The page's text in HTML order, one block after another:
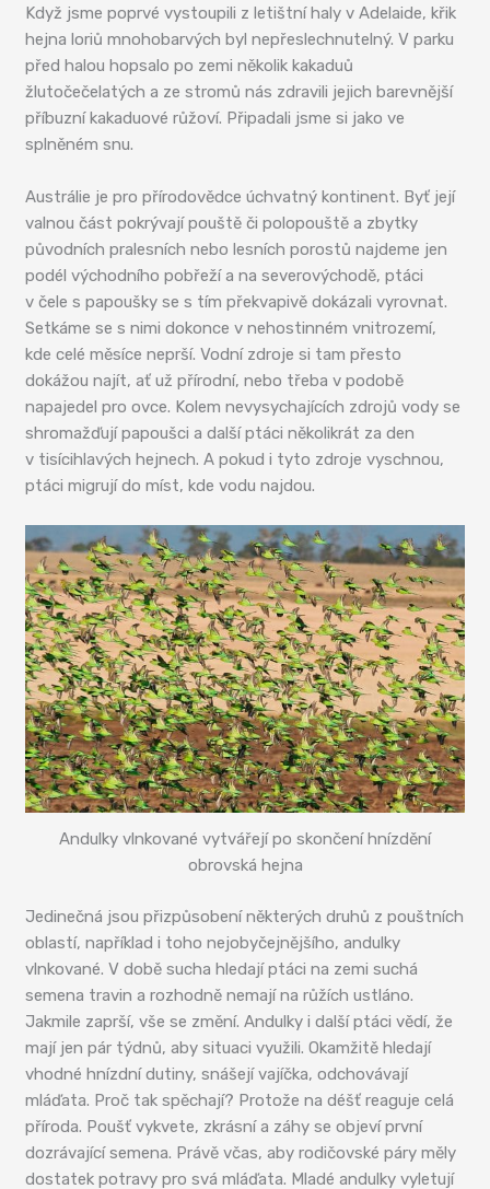
Když jsme poprvé vystoupili z letištní haly v Adelaide, křik
hejna loriů mnohobarvých byl nepřeslechnutelný. V parku
před halou hopsalo po zemi několik kakaduů
žlutočečelatých a ze stromů nás zdravili jejich barevnější
příbuzní kakaduové růžoví. Připadali jsme si jako ve
splněném snu.
Austrálie je pro přírodovědce úchvatný kontinent. Byť její
valnou část pokrývají pouště či polopouště a zbytky
původních pralesních nebo lesních porostů najdeme jen
podél východního pobřeží a na severovýchodě, ptáci
v čele s papoušky se s tím překvapivě dokázali vyrovnat.
Setkáme se s nimi dokonce v nehostinném vnitrozemí,
kde celé měsíce neprší. Vodní zdroje si tam přesto
dokážou najít, ať už přírodní, nebo třeba v podobě
napajedel pro ovce. Kolem nevysychajících zdrojů vody se
shromažďují papoušci a další ptáci několikrát za den
v tisícihlavých hejnech. A pokud i tyto zdroje vyschnou,
ptáci migrují do míst, kde vodu najdou.
Andulky vlnkované vytvářejí po skončení hnízdění
obrovská hejna
Jedinečná jsou přizpůsobení některých druhů z pouštních
oblastí, například i toho nejobyčejnějšího, andulky
vlnkované. V době sucha hledají ptáci na zemi suchá
semena travin a rozhodně nemají na růžích ustláno.
Jakmile zaprší, vše se změní. Andulky i další ptáci vědí, že
mají jen pár týdnů, aby situaci využili. Okamžitě hledají
vhodné hnízdní dutiny, snášejí vajíčka, odchovávají
mláďata. Proč tak spěchají? Protože na déšť reaguje celá
příroda. Poušť vykvete, zkrásní a záhy se objeví první
dozrávající semena. Právě včas, aby rodičovské páry měly
dostatek potravy pro svá mláďata. Mladé andulky vyletují